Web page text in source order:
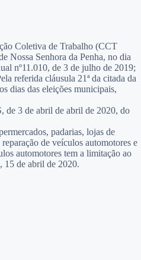
Coletiva de Trabalho (CCT
Nossa Senhora da Penha, no dia
nº11.010, de 3 de julho de 2019;
referida cláusula 21ª da citada da
dias das eleições municipais,
de 3 de abril de abril de 2020, do
padarias, lojas de
de veículos automotores e
automotores tem a limitação ao
15 de abril de 2020.